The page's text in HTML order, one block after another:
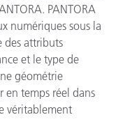
PANTORA
numériques sous la
des attributs
et le type de
géométrie
en temps réel dans
véritablement